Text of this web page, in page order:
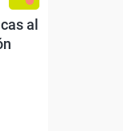
al